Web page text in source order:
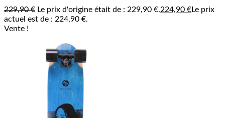
229,90€ Le prix d'origine était de : 229,90 €.224,90 €Le prix
actuel est de : 224,90 €.
Vente !